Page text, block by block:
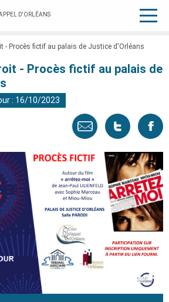
D'ORLÉANS
- Procès fictif au palais de Justice d'Orléans
- Procès fictif au palais de
: 16/10/2023
Envoyer
email
Tweeter
page